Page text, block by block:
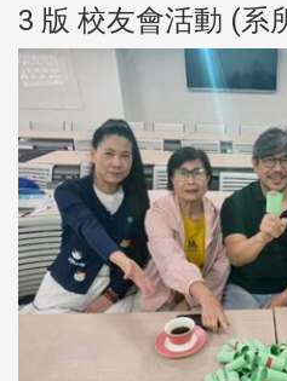
3 版 校友會活動 (系